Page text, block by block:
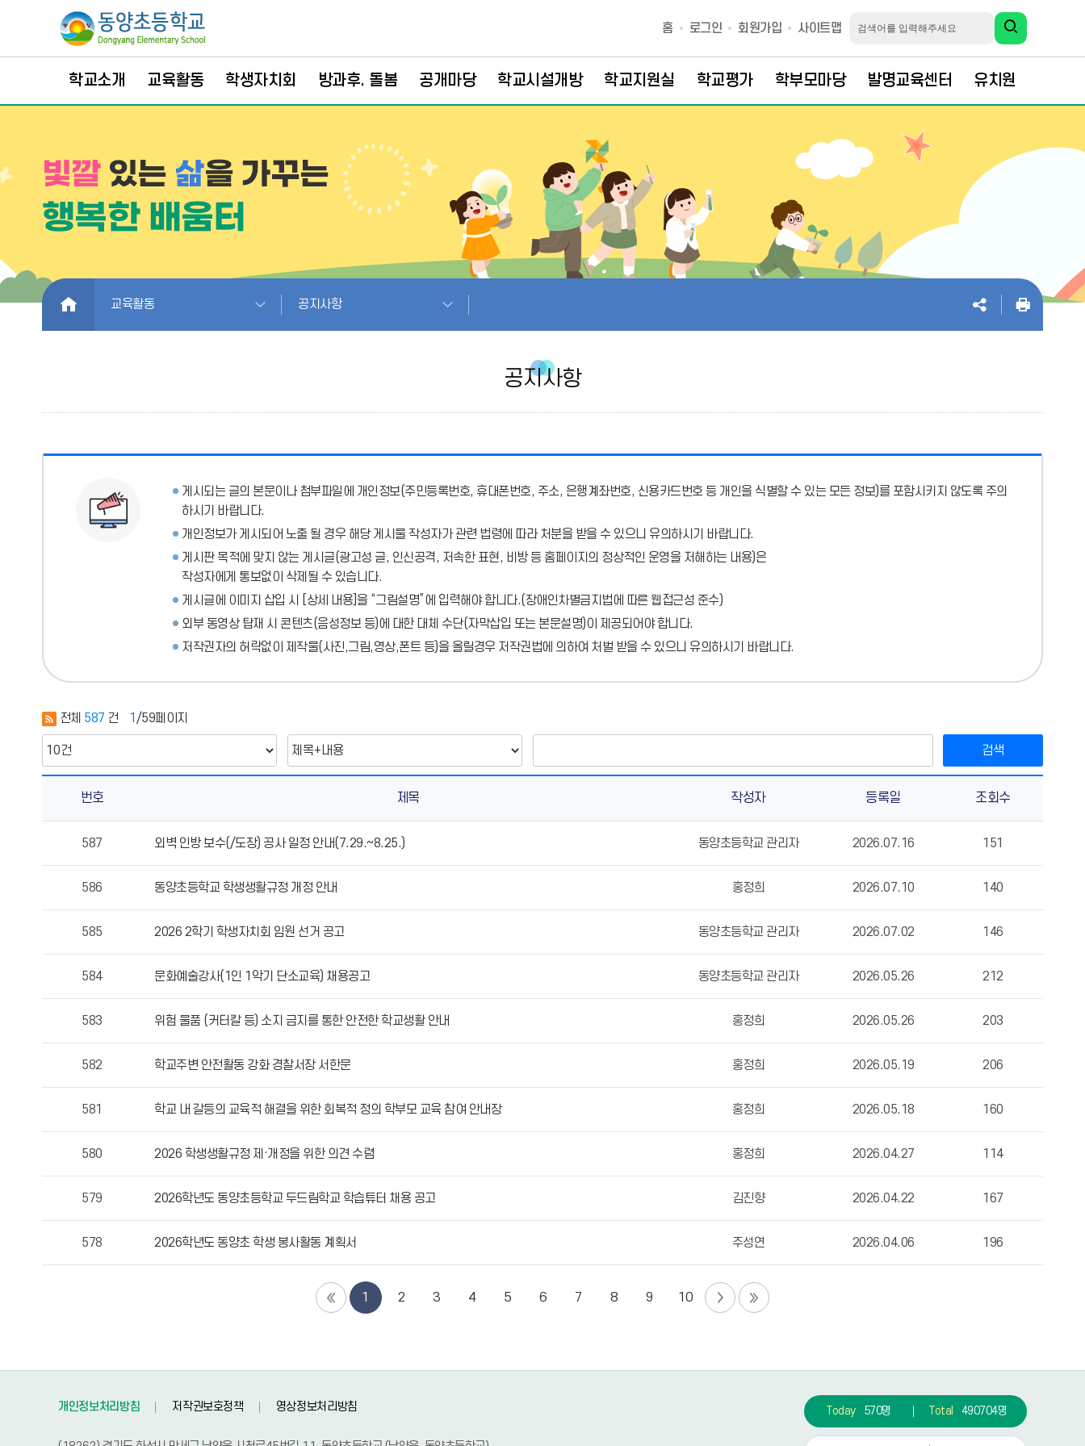
홈 로그인 회원가입 사이트맵
학교소개 교육활동 학생자치회 방과후. 돌봄 공개마당 학교시설개방 학교지원실 학교평가 학부모마당 발명교육센터 유치원
HOME 교육활동 공지사항
공지사항
게시되는 글의 본문이나 첨부파일에 개인정보(주민등록번호, 휴대폰번호, 주소, 은행계좌번호, 신용카드번호 등 개인을 식별할 수 있는 모든 정보)를 포함시키지 않도록 주의
하시기 바랍니다.
개인정보가 게시되어 노출 될 경우 해당 게시물 작성자가 관련 법령에 따라 처분을 받을 수 있으니 유의하시기 바랍니다.
게시판 목적에 맞지 않는 게시글(광고성 글, 인신공격, 저속한 표현, 비방 등 홈페이지의 정상적인 운영을 저해하는 내용)은
작성자에게 통보없이 삭제될 수 있습니다.
게시글에 이미지 삽입 시 [상세 내용]을 “그림설명”에 입력해야 합니다.(장애인차별금지법에 따른 웹접근성 준수)
외부 동영상 탑재 시 콘텐츠(음성정보 등)에 대한 대체 수단(자막삽입 또는 본문설명)이 제공되어야 합니다.
저작권자의 허락없이 제작물(사진,그림,영상,폰트 등)을 올릴경우 저작권법에 의하여 처벌 받을 수 있으니 유의하시기 바랍니다.
전체 587 건 1 /59페이지
검색
사
의
목,
조
수
있
번호 제목 작성자 등록일 조회수
587 외벽 인방 보수(/도장) 공사 일정 안내(7.29.~8.25.) 동양초등학교 관리자 2026.07.16 151
586 동양초등학교 학생생활규정 개정 안내 홍정희 2026.07.10 140
585 2026 2학기 학생자치회 임원 선거 공고 동양초등학교 관리자 2026.07.02 146
584 문화예술강사(1인 1악기 단소교육) 채용공고 동양초등학교 관리자 2026.05.26 212
583 위험 물품 (커터칼 등) 소지 금지를 통한 안전한 학교생활 안내 홍정희 2026.05.26 203
582 학교주변 안전활동 강화 경찰서장 서한문 홍정희 2026.05.19 206
581 학교 내 갈등의 교육적 해결을 위한 회복적 정의 학부모 교육 참여 안내장 홍정희 2026.05.18 160
580 2026 학생생활규정 제·개정을 위한 의견 수렴 홍정희 2026.04.27 114
579 2026학년도 동양초등학교 두드림학교 학습튜터 채용 공고 김진향 2026.04.22 167
578 2026학년도 동양초 학생 봉사활동 계획서 주성연 2026.04.06 196
1 2 3 4 5 6 7 8 9 10
개인정보처리방침 저작권보호정책 영상정보처리방침 Today 570명 Total 490704명